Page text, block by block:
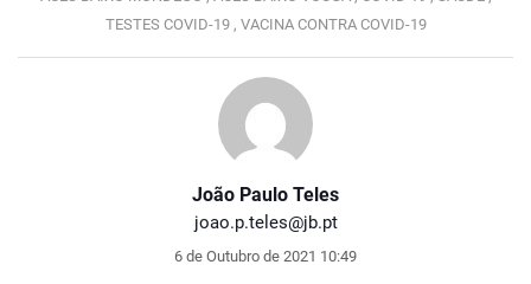
João Paulo Teles
joao.p.teles@jb.pt
6 de Outubro de 2021 10:49
TESTES COVID-19 , VACINA CONTRA COVID-19